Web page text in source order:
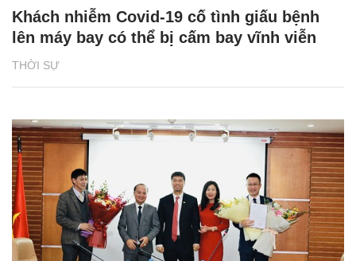
THỜI SỰ
Khách nhiễm Covid-19 cố tình giấu bệnh
lên máy bay có thể bị cấm bay vĩnh viễn